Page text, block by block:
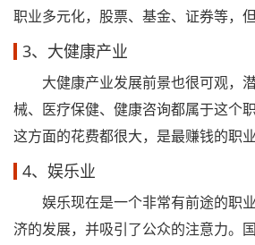
职业多元化，股票、基金、证券等，但
3、大健康产业
大健康产业发展前景也很可观，
械、医疗保健、健康咨询都属于这个
这方面的花费都很大，是最赚钱的职业
4、娱乐业
娱乐现在是一个非常有前途的职
济的发展，并吸引了公众的注意力。